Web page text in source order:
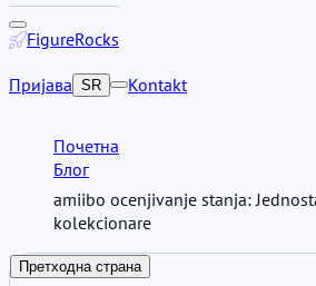
FigureRocks
Пријава SR Kontakt
Почетна
Блог
amiibo ocenjivanje stanja:
kolekcionare
Претходна страна